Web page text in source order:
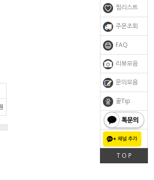
찜리스트
주문조회
FAQ
리뷰모음
문의모음
꿀Tip
톡문의
T O P